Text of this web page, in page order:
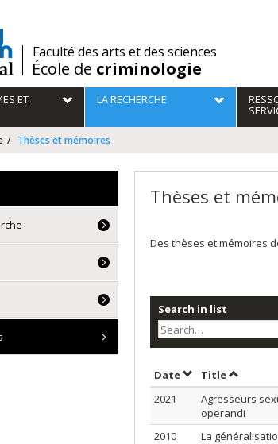
/Faculté des arts et des sciences
École de criminologie
ET LA RECHERCHE
Thèses et mémoires
Thèses et
Des thèses et mémoires
Search in list
DateSort by date in
TitleSort by
2021
Agresseurs
operandi
2010 La